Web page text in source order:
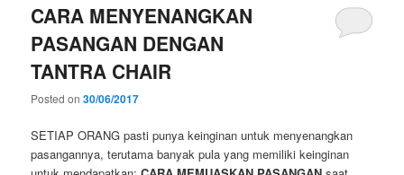
CARA MENYENANGKAN
PASANGAN DENGAN
TANTRA CHAIR
Posted on30/06/2017
SETIAP ORANG pasti punya keinginan untuk menyenangkan
pasangannya, terutama banyak pula yang memiliki keinginan